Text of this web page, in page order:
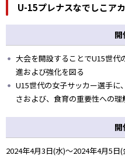
U-15プレナスなでしこア
開
大会を開設することでU15世代
進および強化を図る
U15世代の女子サッカー選手に
さおよび、食育の重要性への理
開
2024年4月3日(水)～2024年4月5日(